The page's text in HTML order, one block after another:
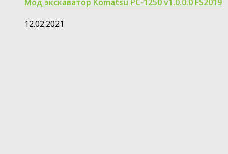
12.02.2021